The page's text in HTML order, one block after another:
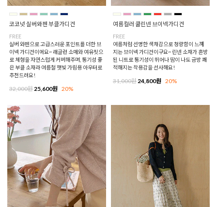
코코넛 실버와펜 부클가디건
FREE
실버 와펜으로 고급스러운 포인트를 더한 브
이넥 가디건이에요~ 래글런 소매와 여유핏으
로 체형을 자연스럽게 커버해주며, 통기성 좋
은 부클 소재라 여름철 햇빛 가림용 아우터로
추천드려요!
32,000원25,600원 20%
여름컬러 쿨린넨 브이넥가디건
FREE
여름처럼 선명한 색채감으로 청량함이 느껴
지는 브이넥 가디건이구요~ 린넨 소재가 혼방
된 니트로 통기성이 뛰어나 땀이 나도 금방 쾌
적해지는 착용감을 선사해요!
31,000원24,800원 20%